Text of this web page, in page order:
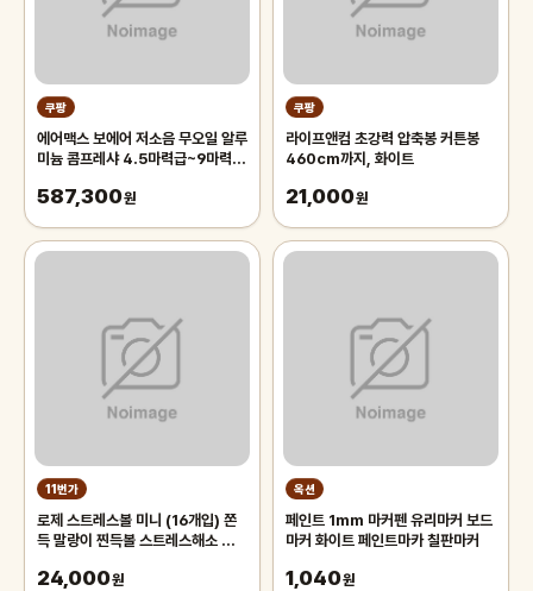
쿠팡
에어맥스 보에어 저소음 무오일 알루
미늄 콤프레샤 4.5마력급~9마력
587,300원
쿠팡
라이프앤컴 초강력 압축봉 커튼봉
460cm까지, 화이트
21,000원
11번가
로제 스트레스볼 미니 (16개입) 쫀
득 말랑이 찐득볼 스트레스해소 왓츠
장난감 촉감놀이
24,000원
옥션
페인트 1mm 마커펜 유리마커 보드
마커 화이트 페인트마카 칠판마커
1,040원